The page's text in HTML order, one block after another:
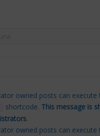
owned posts can execute
shortcode. This message is
.
owned posts can execute